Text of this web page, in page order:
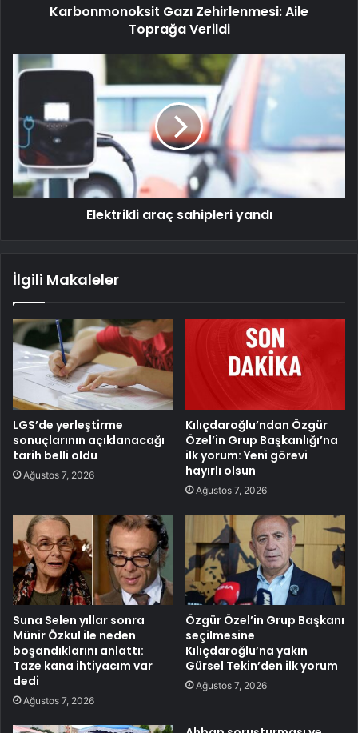
Karbonmonoksit Gazı Zehirlenmesi: Aile
Toprağa Verildi
Elektrikli araç sahipleri yandı
İlgili Makaleler
LGS’de yerleştirme
sonuçlarının açıklanacağı
tarih belli oldu
Ağustos 7, 2026
Kılıçdaroğlu’ndan Özgür
Özel’in Grup Başkanlığı’na
ilk yorum: Yeni görevi
hayırlı olsun
Ağustos 7, 2026
Suna Selen yıllar sonra
Münir Özkul ile neden
boşandıklarını anlattı:
Taze kana ihtiyacım var
dedi
Ağustos 7, 2026
Özgür Özel’in Grup Başkanı
seçilmesine
Kılıçdaroğlu’na yakın
Gürsel Tekin’den ilk yorum
Ağustos 7, 2026